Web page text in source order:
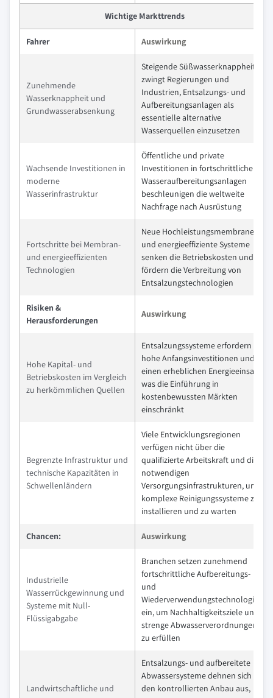
Wichtige Markttrends
Fahrer Auswirkung
Zunehmende
Wasserknappheit und
Grundwasserabsenkung
Steigende Süßwasserknappheit
zwingt Regierungen und
Industrien, Entsalzungs- und
Aufbereitungsanlagen als
essentielle alternative
Wasserquellen einzusetzen
Wachsende Investitionen in
moderne
Wasserinfrastruktur
Öffentliche und private
Investitionen in fortschrittliche
Wasseraufbereitungsanlagen
beschleunigen die weltweite
Nachfrage nach Ausrüstung
Fortschritte bei Membran-
und energieeffizienten
Technologien
Neue Hochleistungsmembranen
und energieeffiziente Systeme
senken die Betriebskosten und
fördern die Verbreitung von
Entsalzungstechnologien
Risiken &
Herausforderungen
Auswirkung
Hohe Kapital- und
Betriebskosten im Vergleich
zu herkömmlichen Quellen
Entsalzungssysteme erfordern
hohe Anfangsinvestitionen und
einen erheblichen Energieeinsatz,
was die Einführung in
kostenbewussten Märkten
einschränkt
Begrenzte Infrastruktur und
technische Kapazitäten in
Schwellenländern
Viele Entwicklungsregionen
verfügen nicht über die
qualifizierte Arbeitskraft und die
notwendigen
Versorgungsinfrastrukturen, um
komplexe Reinigungssysteme zu
installieren und zu warten
Chancen: Auswirkung
Industrielle
Wasserrückgewinnung und
Systeme mit Null-
Flüssigabgabe
Branchen setzen zunehmend
fortschrittliche Aufbereitungs-
und
Wiederverwendungstechnologien
ein, um Nachhaltigkeitsziele und
strenge Abwasserverordnungen
zu erfüllen
Landwirtschaftliche und
Entsalzungs- und aufbereitete
Abwassersysteme dehnen sich in
den kontrollierten Anbau aus,